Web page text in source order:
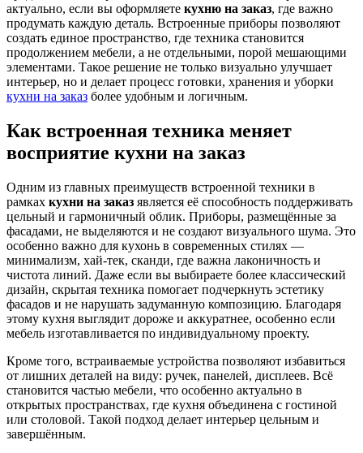
актуально, если вы оформляете кухню на заказ, где важно
продумать каждую деталь. Встроенные приборы позволяют
создать единое пространство, где техника становится
продолжением мебели, а не отдельными, порой мешающими
элементами. Такое решение не только визуально улучшает
интерьер, но и делает процесс готовки, хранения и уборки
кухни на заказ более удобным и логичным.
Как встроенная техника меняет
восприятие кухни на заказ
Одним из главных преимуществ встроенной техники в
рамках кухни на заказ является её способность поддерживать
цельный и гармоничный облик. Приборы, размещённые за
фасадами, не выделяются и не создают визуального шума. Это
особенно важно для кухонь в современных стилях —
минимализм, хай-тек, сканди, где важна лаконичность и
чистота линий. Даже если вы выбираете более классический
дизайн, скрытая техника помогает подчеркнуть эстетику
фасадов и не нарушать задуманную композицию. Благодаря
этому кухня выглядит дороже и аккуратнее, особенно если
мебель изготавливается по индивидуальному проекту.
Кроме того, встраиваемые устройства позволяют избавиться
от лишних деталей на виду: ручек, панелей, дисплеев. Всё
становится частью мебели, что особенно актуально в
открытых пространствах, где кухня объединена с гостиной
или столовой. Такой подход делает интерьер цельным и
завершённым.